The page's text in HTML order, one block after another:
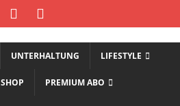
UNTERHALTUNG LIFESTYLE
SHOP PREMIUM ABO